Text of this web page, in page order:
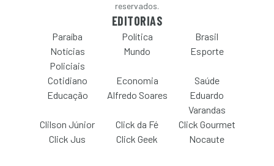
reservados.
EDITORIAS
Paraíba Política
Brasil
Notícias
Policiais
Mundo Esporte
Cotidiano Economia
Saúde
Educação
Alfredo Soares
Eduardo
Varandas
Clilson Júnior
Click da Fé
Click Gourmet
Click Jus
Click Geek Nocaute